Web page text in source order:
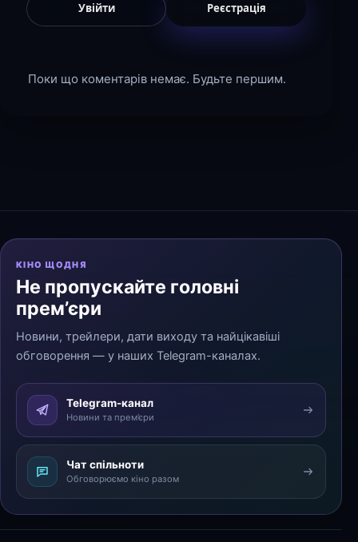
Увійти Реєстрація
Поки що коментарів немає. Будьте першим.
КІНО ЩОДНЯ
Не пропускайте головні
прем’єри
Новини, трейлери, дати виходу та найцікавіші
обговорення — у наших Telegram-каналах.
Telegram-канал
Новини та прем’єри
Чат спільноти
Обговорюємо кіно разом